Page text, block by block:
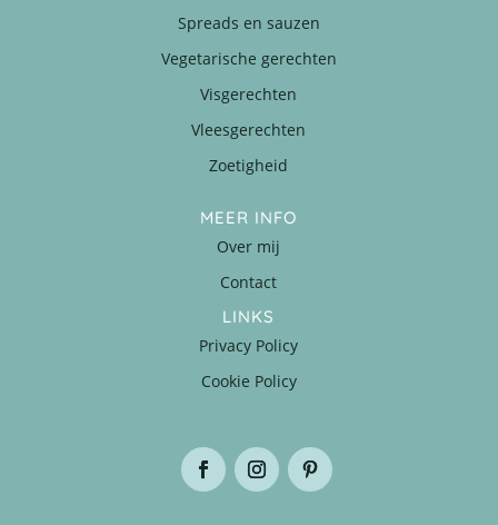
Spreads en sauzen
Vegetarische gerechten
Visgerechten
Vleesgerechten
Zoetigheid
MEER INFO
Over mij
Contact
LINKS
Privacy Policy
Cookie Policy